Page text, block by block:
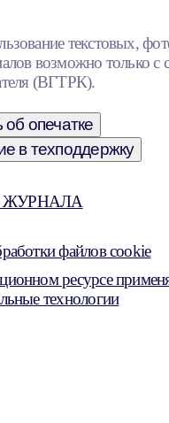
текстовых,
возможно только с
(ВГТРК).
опечатке
в техподдержку
ЖУРНАЛА
файлов cookie
ресурсе
технологии